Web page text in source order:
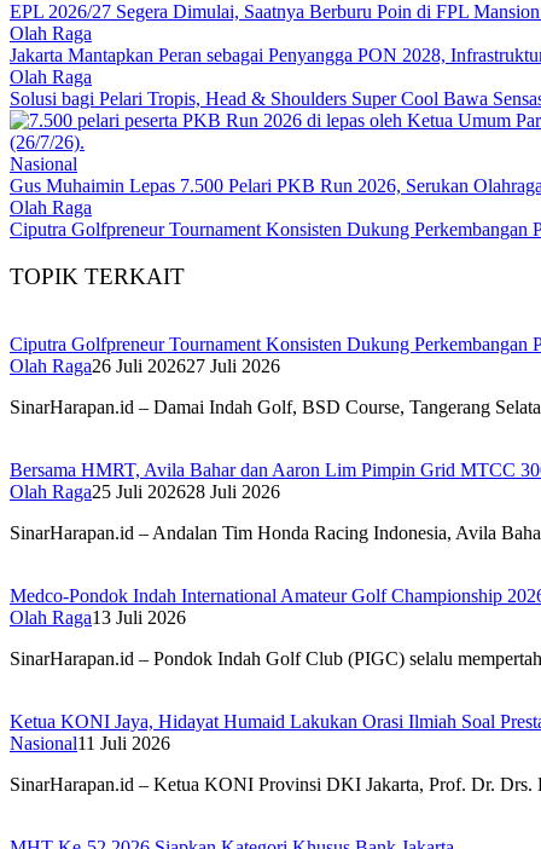
EPL 2026/27 Segera Dimulai, Saatnya Berburu Poin di FPL
Olah Raga
Jakarta Mantapkan Peran sebagai Penyangga PON 2028,
Olah Raga
Solusi bagi Pelari Tropis, Head & Shoulders Super Cool Bawa
Nasional
Gus Muhaimin Lepas 7.500 Pelari PKB Run 2026, Serukan
Olah Raga
Ciputra Golfpreneur Tournament Konsisten Dukung Perkembangan
TOPIK TERKAIT
Ciputra Golfpreneur Tournament Konsisten Dukung Perkembangan
Olah Raga26 Juli 202627 Juli 2026
SinarHarapan.id – Damai Indah Golf, BSD Course, Tangerang
Bersama HMRT, Avila Bahar dan Aaron Lim Pimpin Grid MTCC
Olah Raga25 Juli 202628 Juli 2026
SinarHarapan.id – Andalan Tim Honda Racing Indonesia, Avila
Medco-Pondok Indah International Amateur Golf Championship
Olah Raga13 Juli 2026
SinarHarapan.id – Pondok Indah Golf Club (PIGC) selalu
Ketua KONI Jaya, Hidayat Humaid Lakukan Orasi Ilmiah Soal
Nasional11 Juli 2026
SinarHarapan.id – Ketua KONI Provinsi DKI Jakarta, Prof. Dr.